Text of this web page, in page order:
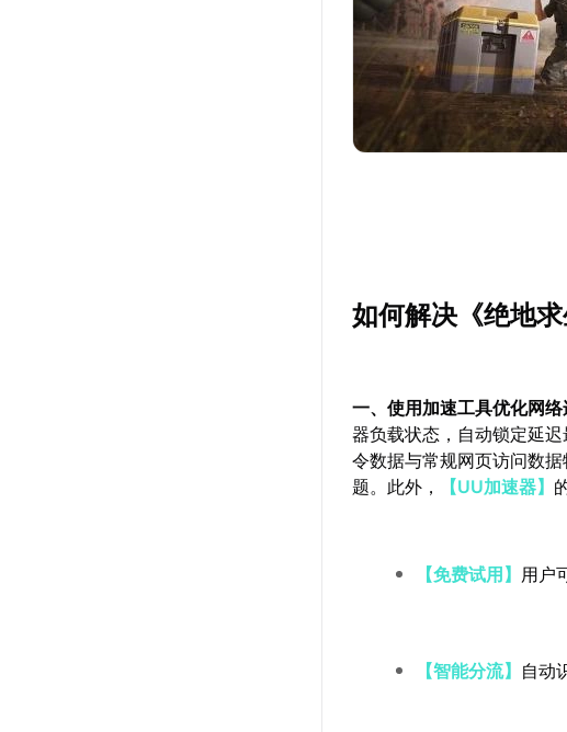
如何解决《绝地
一、使用加速工具优化网
器负载状态，自动锁定延
令数据与常规网页访问数
题。此外，
【UU加速器】
【免费试用】 用户
【智能分流】 自动